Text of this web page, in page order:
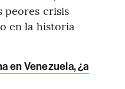
peores crisis
en la historia
en Venezuela, ¿a